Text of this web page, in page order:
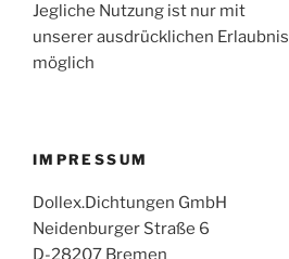
Jegliche Nutzung ist nur mit
unserer ausdrücklichen Erlaubnis
möglich
IMPRESSUM
Dollex.Dichtungen GmbH
Neidenburger Straße 6